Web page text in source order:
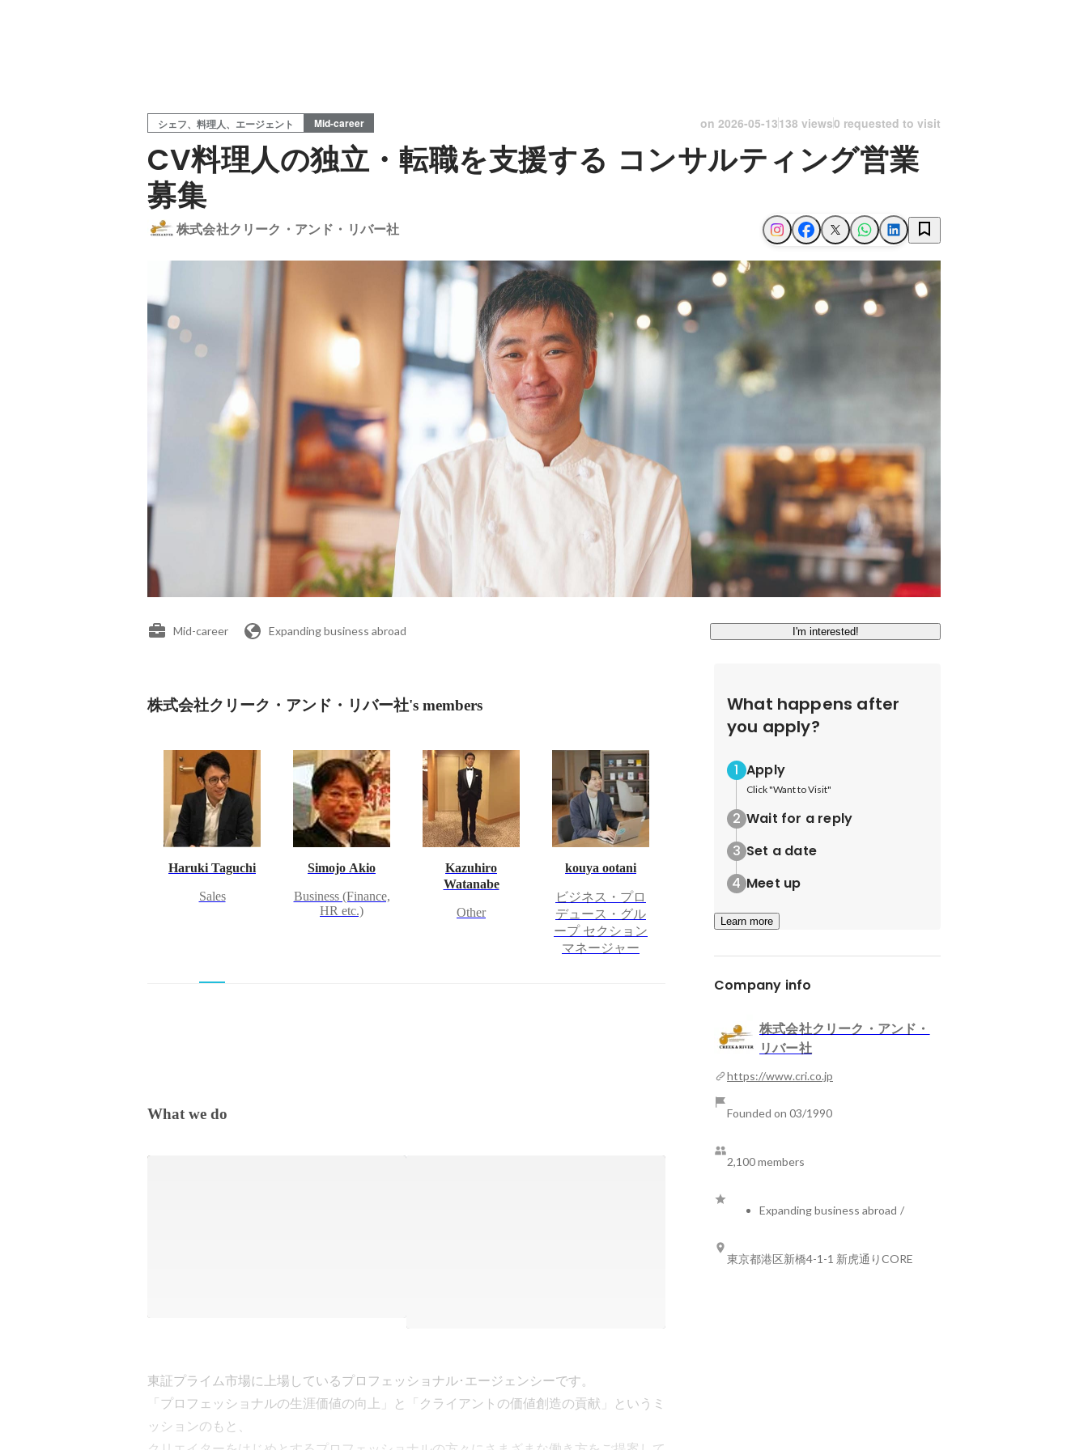
シェフ、料理人、エージェント Mid-career on 2026-05-13138 views0 requested to visit
CV料理人の独立・転職を支援する コンサルティング営業
募集
株式会社クリーク・アンド・リバー社
Mid-career Expanding business abroad I'm interested!
株式会社クリーク・アンド・リバー社's members
Haruki Taguchi
Sales
Simojo Akio
Business (Finance,
HR etc.)
Kazuhiro
Watanabe
Other
kouya ootani
ビジネス・プロ
デュース・グル
ープ セクション
マネージャー
What we do
東証プライム市場に上場しているプロフェッショナル･エージェンシーです。
「プロフェッショナルの生涯価値の向上」と「クライアントの価値創造の貢献」というミ
ッションのもと、
What happens after
you apply?
Apply
Click "Want to Visit"
Wait for a reply
Set a date
Meet up
Learn more
Company info
株式会社クリーク・アンド・
リバー社
https://www.cri.co.jp
Founded on 03/1990
2,100 members
Expanding business abroad /
東京都港区新橋4-1-1 新虎通りCORE